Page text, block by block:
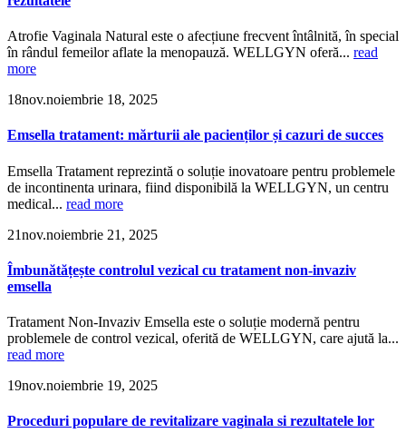
Atrofie Vaginala Natural este o afecțiune frecvent întâlnită, în special
în rândul femeilor aflate la menopauză. WELLGYN oferă... read
more
18nov.noiembrie 18, 2025
Emsella tratament: mărturii ale pacienților și cazuri de succes
Emsella Tratament reprezintă o soluție inovatoare pentru problemele
de incontinenta urinara, fiind disponibilă la WELLGYN, un centru
medical... read more
21nov.noiembrie 21, 2025
Îmbunătățește controlul vezical cu tratament non-invaziv
emsella
Tratament Non-Invaziv Emsella este o soluție modernă pentru
problemele de control vezical, oferită de WELLGYN, care ajută la...
read more
19nov.noiembrie 19, 2025
Proceduri popularе de revitalizare vaginala si rezultatele lor